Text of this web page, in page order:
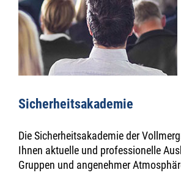
Sicherheitsakademie
Die Sicherheitsakademie der
Ihnen aktuelle und professionelle
Gruppen und angenehmer